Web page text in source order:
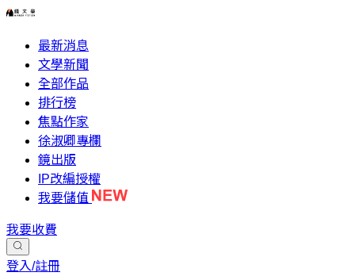
最新消息
文學新聞
全部作品
排行榜
焦點作家
徐淑卿專欄
鏡出版
IP改編授權
我要儲值
我要收費
登入/註冊